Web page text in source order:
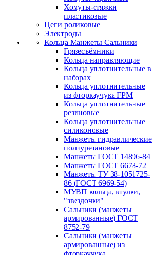
Хомуты-стяжки
пластиковые
Цепи роликовые
Электроды
Кольца Манжеты Сальники
Грязесъёмники
Кольца направляющие
Кольца уплотнительные в
наборах
Кольца уплотнительные
из фторкаучука FPM
Кольца уплотнительные
резиновые
Кольца уплотнительные
силиконовые
Манжеты гидравлические
полиуретановые
Манжеты ГОСТ 14896-84
Манжеты ГОСТ 6678-72
Манжеты ТУ 38-1051725-
86 (ГОСТ 6969-54)
МУВП кольца, втулки,
"звездочки"
Сальники (манжеты
армированные) ГОСТ
8752-79
Сальники (манжеты
армированные) из
фторкаучука